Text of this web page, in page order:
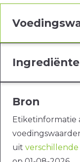
Bron
Etiketinformatie
uit